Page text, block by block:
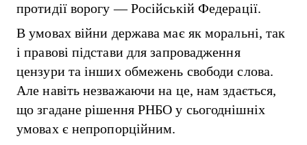
протидії ворогу — Російській Федерації.
В умовах війни держава має як моральні, так
і правові підстави для запровадження
цензури та інших обмежень свободи слова.
Але навіть незважаючи на це, нам здається,
що згадане рішення РНБО у сьогоднішніх
умовах є непропорційним.